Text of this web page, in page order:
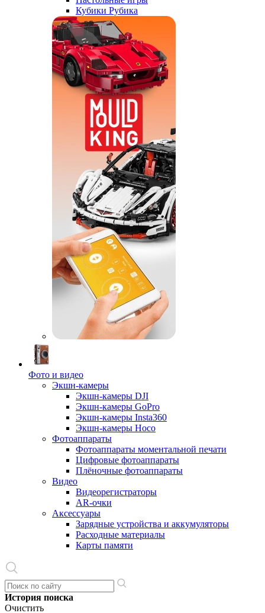
Кубики Рубика
Фото и видео
Экшн-камеры
Экшн-камеры DJI
Экшн-камеры GoPro
Экшн-камеры Insta360
Экшн-камеры Hoco
Фотоаппараты
Фотоаппараты моментальной печати
Цифровые фотоаппараты
Плёночные фотоаппараты
Видео
Видеорегистраторы
AR-очки
Аксессуары
Зарядные устройства и аккумуляторы
Расходные материалы
Карты памяти
История поиска
Очистить